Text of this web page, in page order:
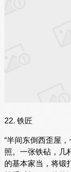
22. 铁匠
“半间东倒西歪屋
照。一张铁砧，几
的基本家当，将锻